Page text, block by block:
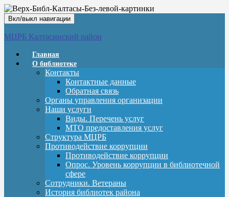
Вкл/выкл навигации
МЦРБ Калтасинский район
Главная
О библиотеке
Контакты
Контактные данные
Обратная связь
Органы управления организации
Наши услуги
Виды. Перечень услуг
МТО предоставления услуг
Структура МЦРБ
Противодействие коррупции
Противодействие коррупции
Опрос. Уровень коррупции в библиотечной
сфере
Сотрудники. Ветераны
История библиотек района